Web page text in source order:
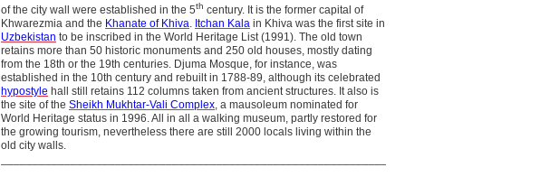
of the city wall were established in the 5th century. It is the former capital of
Khwarezmia and the Khanate of Khiva. Itchan Kala in Khiva was the first site in
Uzbekistan to be inscribed in the World Heritage List (1991). The old town
retains more than 50 historic monuments and 250 old houses, mostly dating
from the 18th or the 19th centuries. Djuma Mosque, for instance, was
established in the 10th century and rebuilt in 1788-89, although its celebrated
hypostyle hall still retains 112 columns taken from ancient structures. It also is
the site of the Sheikh Mukhtar-Vali Complex, a mausoleum nominated for
World Heritage status in 1996. All in all a walking museum, partly restored for
the growing tourism, nevertheless there are still 2000 locals living within the
old city walls.